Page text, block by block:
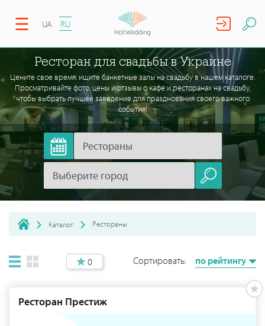
UA RU
Ресторан для свадьбы в Украине
Цените свое время: ищите банкетные залы на свадьбу в нашем каталоге.
Просматривайте фото, цены и отзывы о кафе и ресторанах на свадьбу,
чтобы выбрать лучшее заведение для празднования своего важного
события!
Каталог Рестораны
0 Сортировать: по рейтингу
Ресторан Престиж